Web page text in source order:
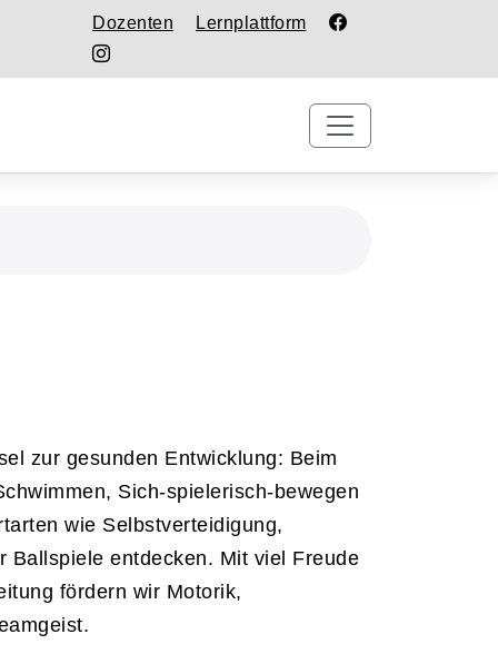
Dozenten Lernplattform
zur gesunden Entwicklung: Beim
Sich-spielerisch-bewegen
wie Selbstverteidigung,
Ballspiele entdecken. Mit viel Freude
fördern wir Motorik,